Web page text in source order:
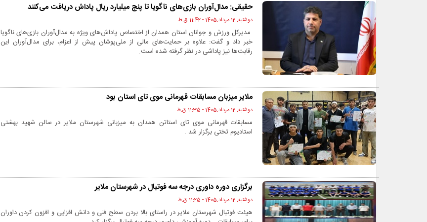
حقیقی: مدال‌آوران بازی‌های ناگویا تا پنج میلیارد ریال پاداش دریافت می‌کنند
دوشنبه, 12 مرداد,1405 - 11:42 ق.ظ
مدیرکل ورزش و جوانان استان همدان از اختصاص پاداش‌های ویژه به مدال‌آوران بازی‌های ناگویا
خبر داد و گفت: علاوه بر حمایت‌های مالی از ملی‌پوشان پیش از اعزام، برای مدال‌آوران این
رقابت‌ها نیز پاداشی در نظر گرفته شده است.
ملایر میزبان مسابقات قهرمانی موی تای استان بود
دوشنبه, 12 مرداد,1405 - 11:35 ق.ظ
مسابقات قهرمانی موی تای استاتن همدان به میزبانی شهرستان ملایر در سالن شهید بهشتی
استادیوم تختی برگزار شد .
برگزاری دوره داوری درجه سه فوتبال در شهرستان ملایر
دوشنبه, 12 مرداد,1405 - 11:25 ق.ظ
هیئت فوتبال شهرستان ملایر در راستای بالا بردن سطح فنی و دانش افزایی و افزون کردن داوران